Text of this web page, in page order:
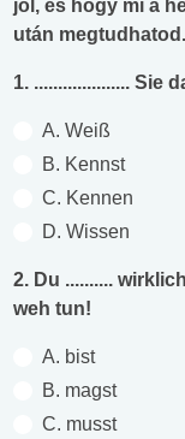
jól, és hogy mi a
után megtudhatod.
1. .................... Sie
A. Weiß
B. Kennst
C. Kennen
D. Wissen
2. Du ..........
weh tun!
A. bist
B. magst
C. musst